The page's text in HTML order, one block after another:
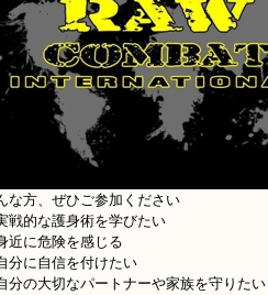
な方、ぜひご参加ください
戦的な護身術を学びたい
近に危険を感じる
分に自信を付けたい
分の大切なパートナーや家族を守りたい